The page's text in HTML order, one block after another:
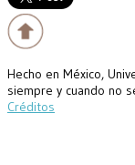
Hecho en México,
siempre y cuando no
Créditos